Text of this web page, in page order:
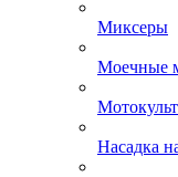
Миксеры
Моечные
Насадка